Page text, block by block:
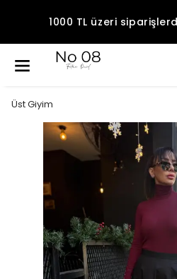
1000 TL üzeri
Üst Giyim